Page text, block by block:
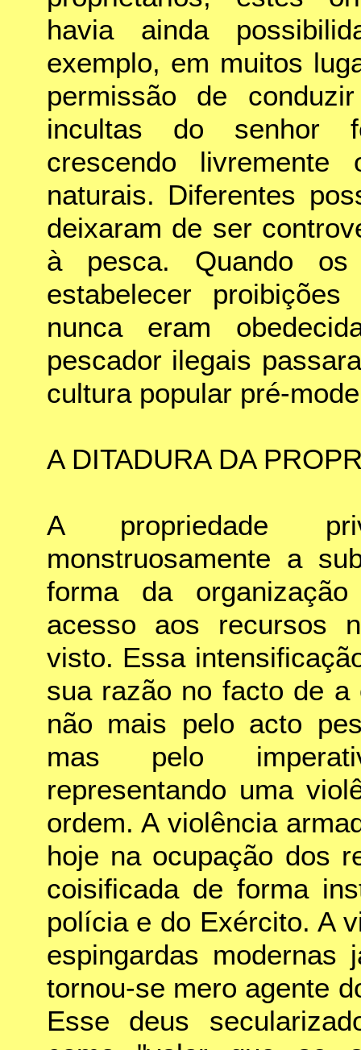
havia ainda
exemplo, em muitos
permissão de
incultas do senhor
crescendo
naturais. Diferentes
deixaram de ser
à pesca. Quando os
estabelecer
nunca eram
pescador ilegais
cultura popular pré-
A DITADURA DA
A propriedade
monstruosamente a
forma da
acesso aos recursos
visto. Essa
sua razão no facto de a
não mais pelo acto
mas pelo
representando uma
ordem. A violência
hoje na ocupação dos
coisificada de forma
polícia e do Exército. A
espingardas
tornou-se mero agente
Esse deus